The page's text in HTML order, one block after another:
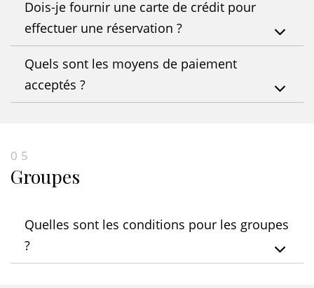
Dois-je fournir une carte de crédit pour
effectuer une réservation ?
Quels sont les moyens de paiement
acceptés ?
05
Groupes
Quelles sont les conditions pour les groupes
?